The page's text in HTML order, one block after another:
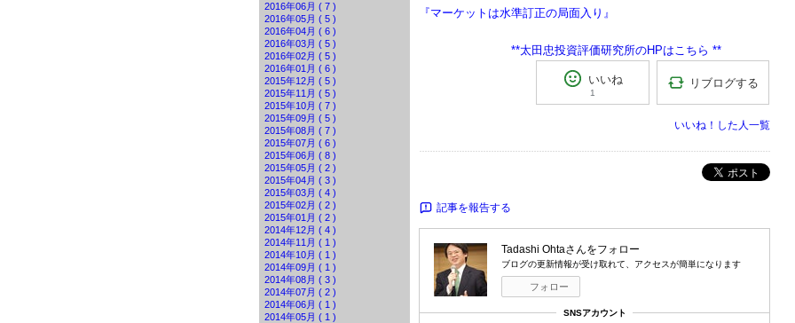
2016年06月 ( 7 )
2016年05月 ( 5 )
2016年04月 ( 6 )
2016年03月 ( 5 )
2016年02月 ( 5 )
2016年01月 ( 6 )
2015年12月 ( 5 )
2015年11月 ( 5 )
2015年10月 ( 7 )
2015年09月 ( 5 )
2015年08月 ( 7 )
2015年07月 ( 6 )
2015年06月 ( 8 )
2015年05月 ( 2 )
2015年04月 ( 3 )
2015年03月 ( 4 )
2015年02月 ( 2 )
2015年01月 ( 2 )
2014年12月 ( 4 )
2014年11月 ( 1 )
2014年10月 ( 1 )
2014年09月 ( 1 )
2014年08月 ( 3 )
2014年07月 ( 2 )
2014年06月 ( 1 )
2014年05月 ( 1 )
『マーケットは水準訂正の局面入り』
**太田忠投資評価研究所のHPはこちら **
いいね
1
リブログする
いいね！した人一覧
ポスト
記事を報告する
Tadashi Ohtaさんをフォロー
ブログの更新情報が受け取れて、アクセスが簡単になります
フォロー
SNSアカウント